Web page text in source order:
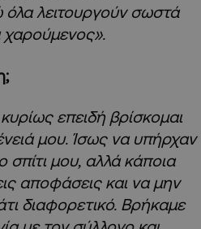
όλα λειτουργούν σωστά
επειδή βρίσκομαι
μου. Ίσως να υπήρχαν
σπίτι μου, αλλά κάποια
αποφάσεις και να μην
διαφορετικό. Βρήκαμε